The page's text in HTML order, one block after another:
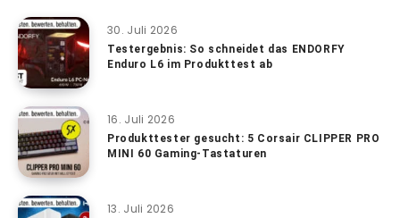
30. Juli 2026
Testergebnis: So schneidet das ENDORFY
Enduro L6 im Produkttest ab
16. Juli 2026
Produkttester gesucht: 5 Corsair CLIPPER PRO
MINI 60 Gaming-Tastaturen
13. Juli 2026